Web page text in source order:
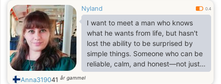
Nyland 0.4
I want to meet a man who knows
what he wants from life, but hasn't
lost the ability to be surprised by
simple things. Someone who can be
reliable, calm, and honest—not just
with me, but with himself.
Anna319041 år gammel